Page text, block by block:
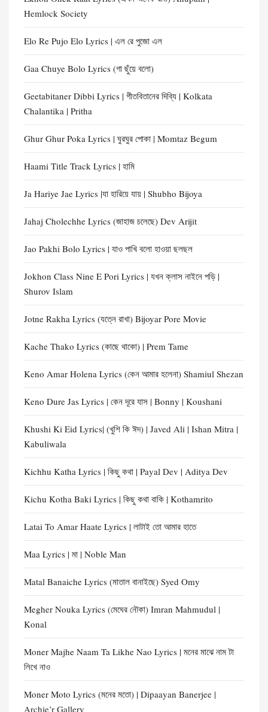
Hemlock Society
Elo Re Pujo Elo Lyrics | এল রে পুজো এল
Gaa Chuye Bolo Lyrics (গা ছুঁয়ে বলো)
Geetabitaner Dibbi Lyrics | গীতবিতানের দিব্যি | Kolkata
Chalantika | Pritha
Ghur Ghur Poka Lyrics | ঘুরঘুর পোকা | Momtaz Begum
Haami Title Track Lyrics | হামি
Ja Hariye Jae Lyrics |যা হারিয়ে যায় | Shubho Bijoya
Jahaj Cholechhe Lyrics (জাহাজ চলেছে) Dev Arijit
Jao Pakhi Bolo Lyrics | যাও পাখি বলো হাওয়া ছলছল
Jokhon Class Nine E Pori Lyrics | যখন ক্লাস নাইনে পড়ি |
Shurov Islam
Jotne Rakha Lyrics (যত্নে রাখা) Bijoyar Pore Movie
Kache Thako Lyrics (কাছে থাকো) | Prem Tame
Keno Amar Holena Lyrics (কেন আমার হলেনা) Shamiul Shezan
Keno Dure Jas Lyrics | কেন দূরে যাস | Bonny | Koushani
Khushi Ki Eid Lyrics| (খুশি কি ঈদ) | Javed Ali | Ishan Mitra |
Kabuliwala
Kichhu Katha Lyrics | কিছু কথা | Payal Dev | Aditya Dev
Kichu Kotha Baki Lyrics | কিছু কথা বাকি | Kothamrito
Latai To Amar Haate Lyrics | লাটাই তো আমার হাতে
Maa Lyrics | মা | Noble Man
Matal Banaiche Lyrics (মাতাল বানাইছে) Syed Omy
Megher Nouka Lyrics (মেঘের নৌকা) Imran Mahmudul |
Konal
Moner Majhe Naam Ta Likhe Nao Lyrics | মনের মাঝে নাম টা
লিখে নাও
Moner Moto Lyrics (মনের মতো) | Dipaayan Banerjee |
Archie’r Gallery